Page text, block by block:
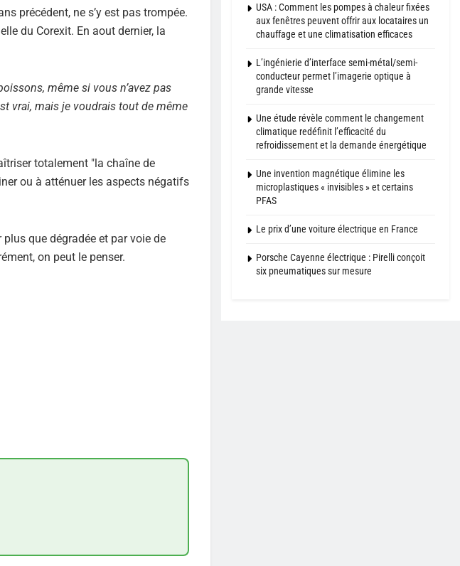
précédent, ne s’y est pas trompée.
du Corexit. En aout dernier, la
même si vous n’avez pas
vrai, mais je voudrais tout de même
totalement "la chaîne de
ou à atténuer les aspects négatifs
que dégradée et par voie de
on peut le penser.
USA : Comment les pompes à chaleur fixées
aux fenêtres peuvent offrir aux locataires un
chauffage et une climatisation efficaces
L’ingénierie d’interface semi-métal/semi-
conducteur permet l’imagerie optique à
grande vitesse
Une étude révèle comment le changement
climatique redéfinit l’efficacité du
refroidissement et la demande énergétique
Une invention magnétique élimine les
microplastiques « invisibles » et certains
PFAS
Le prix d’une voiture électrique en France
Porsche Cayenne électrique : Pirelli conçoit
six pneumatiques sur mesure